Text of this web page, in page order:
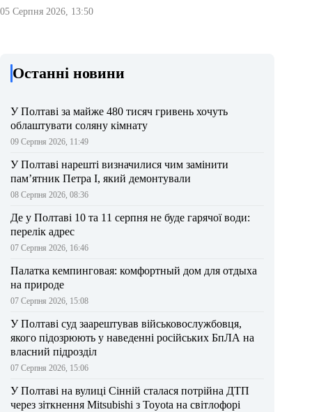
05 Серпня 2026, 13:50
Останні новини
У Полтаві за майже 480 тисяч гривень хочуть
облаштувати соляну кімнату
09 Серпня 2026, 11:49
У Полтаві нарешті визначилися чим замінити
пам’ятник Петра І, який демонтували
08 Серпня 2026, 08:36
Де у Полтаві 10 та 11 серпня не буде гарячої води:
перелік адрес
07 Серпня 2026, 16:46
Палатка кемпинговая: комфортный дом для отдыха
на природе
07 Серпня 2026, 15:08
У Полтаві суд заарештував військовослужбовця,
якого підозрюють у наведенні російських БпЛА на
власний підрозділ
07 Серпня 2026, 15:06
У Полтаві на вулиці Сінній сталася потрійна ДТП
через зіткнення Mitsubishi з Toyota на світлофорі